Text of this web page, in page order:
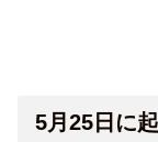
5月25日に